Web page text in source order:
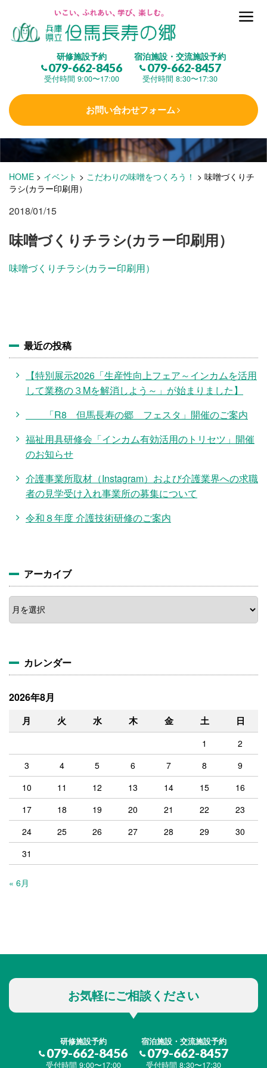
研修施設予約
079-662-8456
受付時間 9:00〜17:00
宿泊施設・交流施設予約
079-662-8457
受付時間 8:30〜17:30
お問い合わせフォーム
但馬長寿の郷とは
(研修施設)
楽しむ
学 ぶ(健康福祉)
泊まる(宿泊)
施設・料金
HOME > イベント > こだわりの味噌をつくろう！ > 味噌づくりチ
ラシ(カラー印刷用）
2018/01/15
味噌づくりチラシ(カラー印刷用）
味噌づくりチラシ(カラー印刷用）
最近の投稿
【特別展示2026「生産性向上フェア～インカムを活用
して業務の３Mを解消しよう～」が始まりました】
「R8 但馬長寿の郷 フェスタ」開催のご案内
福祉用具研修会「インカム有効活用のトリセツ」開催
のお知らせ
介護事業所取材（Instagram）および介護業界への求職
者の見学受け入れ事業所の募集について
令和８年度 介護技術研修のご案内
アーカイブ
ア
ー
カ
カレンダー
2026年8月
月 火 水 木 金 土 日
1
2
3
4 5 6 7 8
9
10
11 12 13 14 15
16
17
18 19 20 21 22
23
24
25 26 27 28 29
30
31
« 6月
お気軽にご相談ください
研修施設予約
079-662-8456
受付時間 9:00〜17:00
宿泊施設・交流施設予約
079-662-8457
受付時間 8:30〜17:30